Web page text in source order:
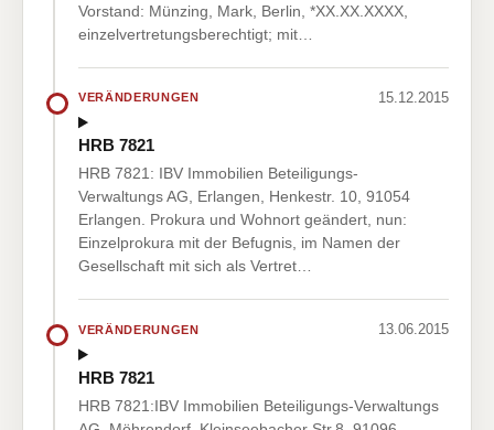
Vorstand: Münzing, Mark, Berlin, *XX.XX.XXXX,
einzelvertretungsberechtigt; mit…
VERÄNDERUNGEN 15.12.2015
HRB 7821
HRB 7821: IBV Immobilien Beteiligungs-
Verwaltungs AG, Erlangen, Henkestr. 10, 91054
Erlangen. Prokura und Wohnort geändert, nun:
Einzelprokura mit der Befugnis, im Namen der
Gesellschaft mit sich als Vertret…
VERÄNDERUNGEN 13.06.2015
HRB 7821
HRB 7821:IBV Immobilien Beteiligungs-Verwaltungs